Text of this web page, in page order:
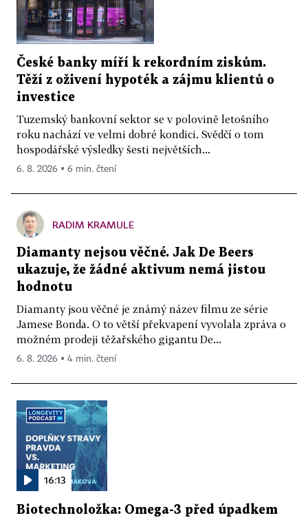
České banky míří k rekordním ziskům.
Těží z oživení hypoték a zájmu klientů o
investice
Tuzemský bankovní sektor se v polovině letošního
roku nachází ve velmi dobré kondici. Svědčí o tom
hospodářské výsledky šesti největších...
6. 8. 2026 ▪ 6 min. čtení
RADIM KRAMULE
Diamanty nejsou věčné. Jak De Beers
ukazuje, že žádné aktivum nemá jistou
hodnotu
Diamanty jsou věčné je známý název filmu ze série
Jamese Bonda. O to větší překvapení vyvolala zpráva o
možném prodeji těžařského gigantu De...
6. 8. 2026 ▪ 4 min. čtení
16:13
Biotechnoložka: Omega-3 před úpadkem